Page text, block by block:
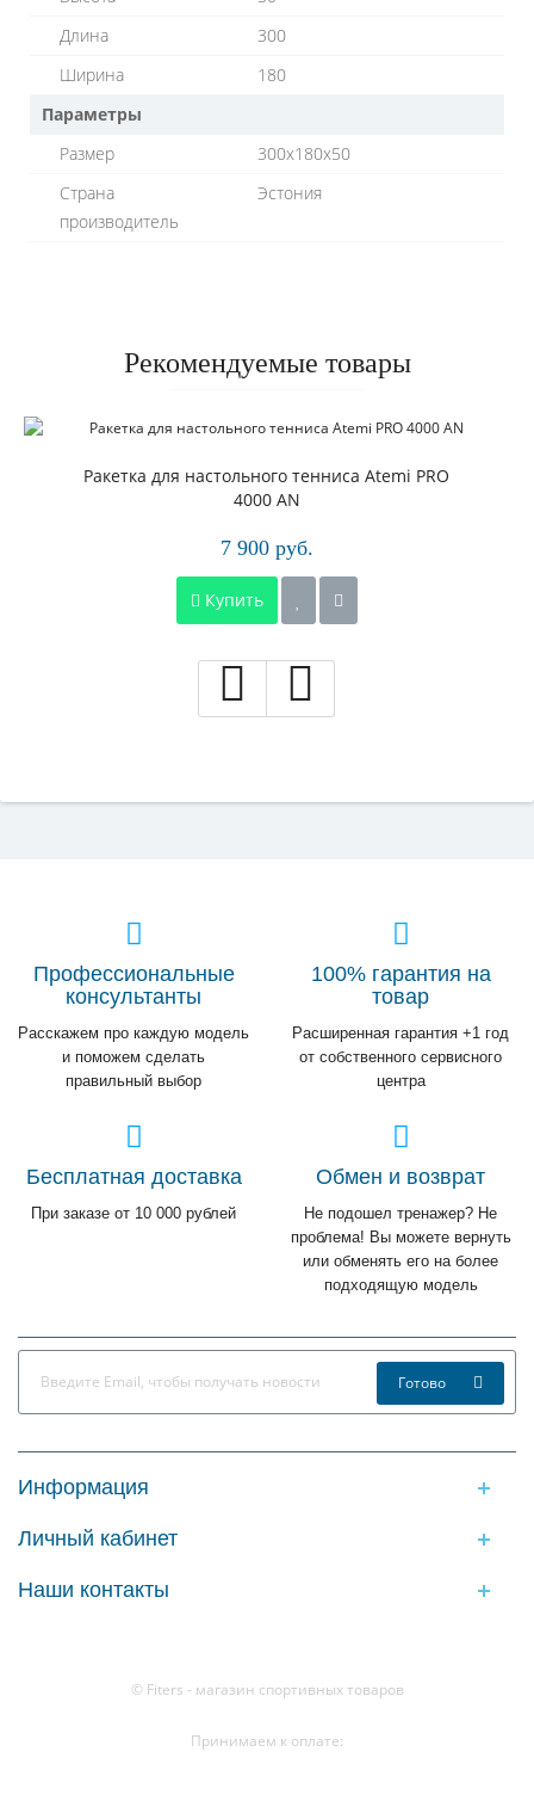
Длина
300
Ширина
180
Параметры
Размер
300x180x50
Страна
производитель
Эстония
Рекомендуемые товары
Ракетка для настольного тенниса Atemi PRO
4000 AN
7 900 руб.
Купить
Профессиональные
консультанты
Расскажем про каждую модель
и поможем сделать
правильный выбор
100% гарантия на
товар
Расширенная гарантия +1 год
от собственного сервисного
центра
Бесплатная доставка
При заказе от 10 000 рублей
Обмен и возврат
Не подошел тренажер? Не
проблема! Вы можете вернуть
или обменять его на более
подходящую модель
Готово
Информация
Личный кабинет
Наши контакты
© Fiters - магазин спортивных товаров
Принимаем к оплате: